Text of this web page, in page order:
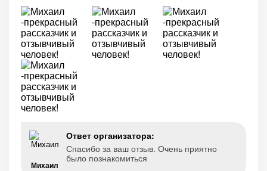
Михаил
Ответ организатора:
Спасибо за ваш отзыв. Очень приятно
было познакомиться